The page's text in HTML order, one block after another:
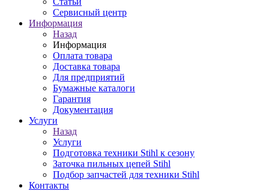
Сервисный центр
Информация
Назад
Информация
Оплата товара
Доставка товара
Для предприятий
Бумажные каталоги
Гарантия
Документация
Услуги
Назад
Услуги
Подготовка техники Stihl к сезону
Заточка пильных цепей Stihl
Подбор запчастей для техники Stihl
Контакты